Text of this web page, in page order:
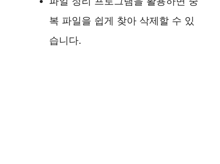
복 파일을 쉽게 찾아 삭제할 수 있
습니다.